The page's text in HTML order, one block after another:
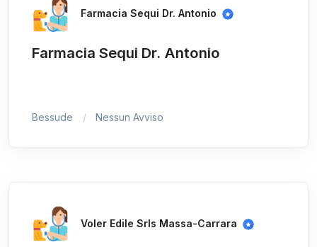
Farmacia Sequi Dr. Antonio
Farmacia Sequi Dr. Antonio
Bessude Nessun Avviso
Voler Edile Srls Massa-Carrara